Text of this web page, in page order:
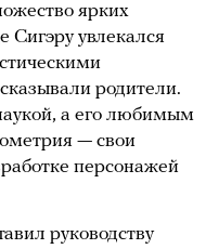
ярких
Сигэру увлекался
родители.
а его любимым
— свои
персонажей
руководству